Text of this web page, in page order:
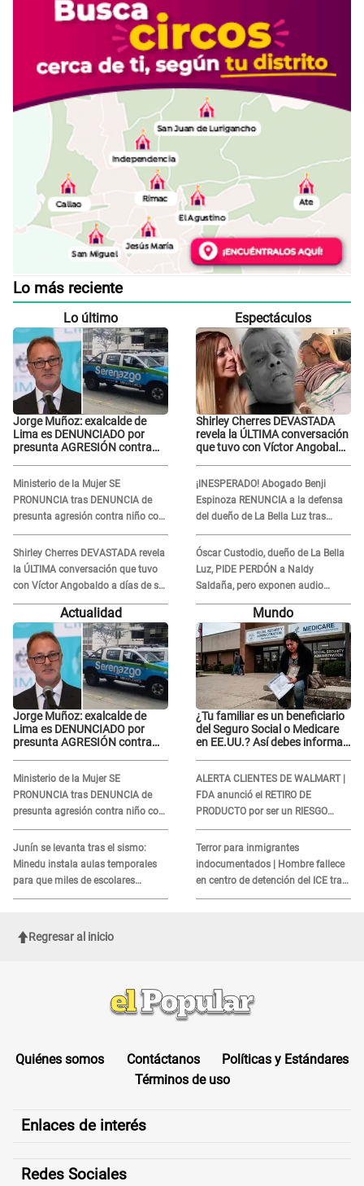
Lo más reciente
Lo último
Jorge Muñoz: exalcalde de
Lima es DENUNCIADO por
presunta AGRESIÓN contra
Ministerio de la Mujer SE
PRONUNCIA tras DENUNCIA de
presunta agresión contra niño con
autismo en Surco
Shirley Cherres DEVASTADA revela
la ÚLTIMA conversación que tuvo
con Víctor Angobaldo a días de su
inesperada partida: "Hace dos
Espectáculos
Shirley Cherres DEVASTADA
revela la ÚLTIMA conversación
que tuvo con Víctor Angobaldo
¡INESPERADO! Abogado Benji
Espinoza RENUNCIA a la defensa
del dueño de La Bella Luz tras
difusión de POLÉMICO audio:
"Nada que defender"
Óscar Custodio, dueño de La Bella
Luz, PIDE PERDÓN a Naldy
Saldaña, pero exponen audio
donde le reclama por VIDEOS: "No
hay necesidad de grabar"
Actualidad
Jorge Muñoz: exalcalde de
Lima es DENUNCIADO por
presunta AGRESIÓN contra
Ministerio de la Mujer SE
PRONUNCIA tras DENUNCIA de
presunta agresión contra niño con
autismo en Surco
Junín se levanta tras el sismo:
Minedu instala aulas temporales
para que miles de escolares
vuelvan a clases
Mundo
¿Tu familiar es un beneficiario
del Seguro Social o Medicare
en EE.UU.? Así debes informar
ALERTA CLIENTES DE WALMART |
FDA anunció el RETIRO DE
PRODUCTO por ser un RIESGO
MORTAL para consumidores: ¿Cuál
es?
Terror para inmigrantes
indocumentados | Hombre fallece
en centro de detención del ICE tras
sufrir una "emergencia médica"
Regresar al inicio
Quiénes somos Contáctanos
Políticas y Estándares
Términos de uso
Enlaces de interés
Redes Sociales